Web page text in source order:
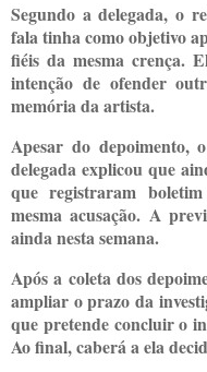
Segundo a delegada, o
fala tinha como objetivo
fiéis da mesma crença.
intenção de ofender
memória da artista.
Apesar do depoimento,
delegada explicou que
que registraram
mesma acusação. A
ainda nesta semana.
Após a coleta dos
ampliar o prazo da
que pretende concluir o
Ao final, caberá a ela